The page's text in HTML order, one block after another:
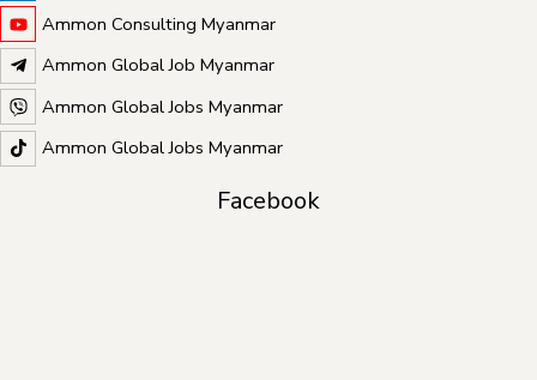
Ammon Consulting Myanmar
Ammon Global Job Myanmar
Ammon Global Jobs Myanmar
Ammon Global Jobs Myanmar
Facebook